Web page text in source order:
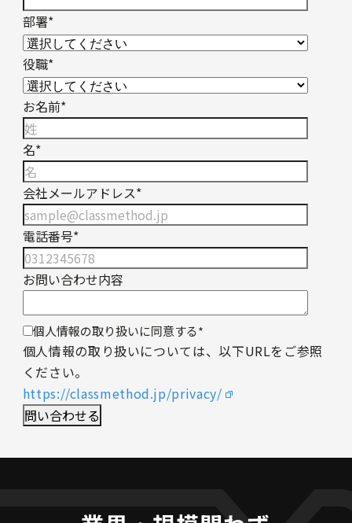
部署*
役職*
お名前*
名*
会社メールアドレス*
電話番号*
お問い合わせ内容
個人情報の取り扱いに同意する*
個人情報の取り扱いについては、以下URLをご参照
ください。
https://classmethod.jp/privacy/